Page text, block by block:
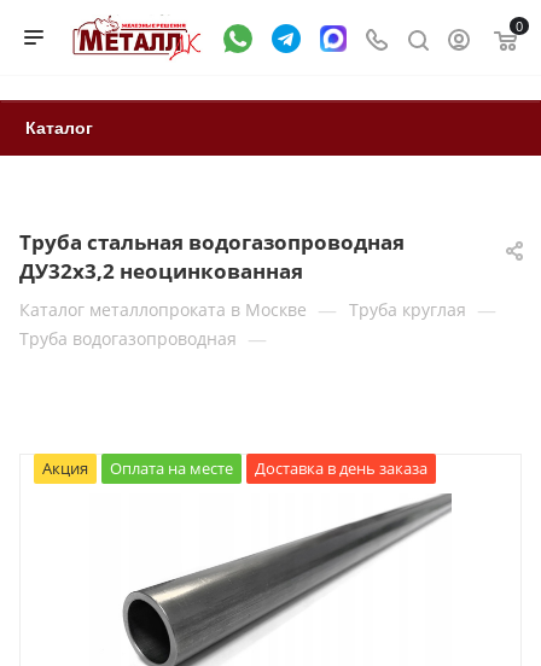
0
Каталог
Труба стальная водогазопроводная
ДУ32х3,2 неоцинкованная
Каталог металлопроката в Москве — Труба круглая —
Труба водогазопроводная —
Акция Оплата на месте Доставка в день заказа